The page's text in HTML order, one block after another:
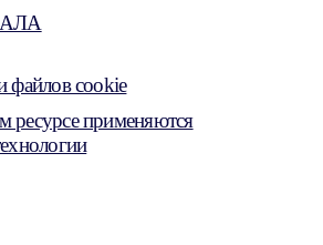
файлов cookie
применяются